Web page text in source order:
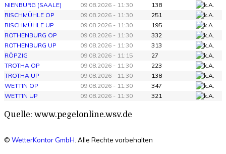
NIENBURG (SAALE)
09.08.2026 - 11:30
138
RISCHMÜHLE OP
09.08.2026 - 11:30
251
RISCHMÜHLE UP
09.08.2026 - 11:30
195
ROTHENBURG OP
09.08.2026 - 11:30
332
ROTHENBURG UP
09.08.2026 - 11:30
313
RÖPZIG
09.08.2026 - 11:15
27
TROTHA OP
09.08.2026 - 11:30
223
TROTHA UP
09.08.2026 - 11:30
138
WETTIN OP
09.08.2026 - 11:30
347
WETTIN UP
09.08.2026 - 11:30 321
Quelle: www.pegelonline.wsv.de
© WetterKontor GmbH . Alle Rechte vorbehalten